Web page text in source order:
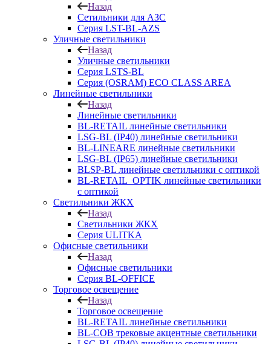
Назад
Сетильники для АЗС
Серия LST-BL-AZS
Уличные светильники
Назад
Уличные светильники
Серия LSTS-BL
Серия (ОSRAM) ECO CLASS AREA
Линейные светильники
Назад
Линейные светильники
BL-RETAIL линейные светильники
LSG-BL (IP40) линейные светильники
BL-LINEARE линейные светильники
LSG-BL (IP65) линейные светильники
BLSP-BL линейные светильники с оптикой
BL-RETAIL_OPTIK линейные светильники
с оптикой
Светильники ЖКХ
Назад
Светильники ЖКХ
Серия ULITKA
Офисные светильники
Назад
Офисные светильники
Серия BL-OFFICE
Торговое освещение
Назад
Торговое освещение
BL-RETAIL линейные светильники
BL-COB трековые акцентные светильники